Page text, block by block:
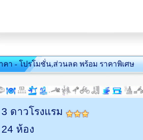
คา - โปรโมชั่น,ส่วนลด พร้อม ราคาพิเศษ
3 ดาวโรงแรม
24 ห้อง